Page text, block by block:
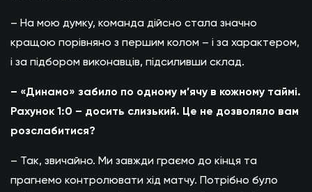
– На мою думку, команда дійсно стала значно
кращою порівняно з першим колом – і за характером,
і за підбором виконавців, підсиливши склад.
– «Динамо» забило по одному м’ячу в кожному таймі.
Рахунок 1:0 – досить слизький. Це не дозволяло вам
розслабитися?
– Так, звичайно. Ми завжди граємо до кінця та
прагнемо контролювати хід матчу. Потрібно було